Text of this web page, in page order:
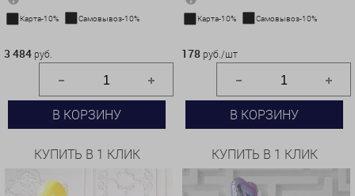
Карта-10% Самовывоз-10%
3 484 руб.
В КОРЗИНУ
КУПИТЬ В 1 КЛИК
Карта-10% Самовывоз-10%
178 руб./шт
В КОРЗИНУ
КУПИТЬ В 1 КЛИК